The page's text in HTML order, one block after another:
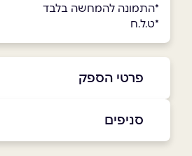
*התמונה להמחשה בלבד
*ט.ל.ח
פרטי הספק
באתר בפייסבוק
סניפים